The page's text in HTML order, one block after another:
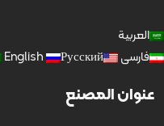
العربية
فارسی
English Русский
عنوان المصنع